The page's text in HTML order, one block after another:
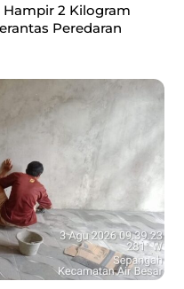
2 Kilogram
Peredaran